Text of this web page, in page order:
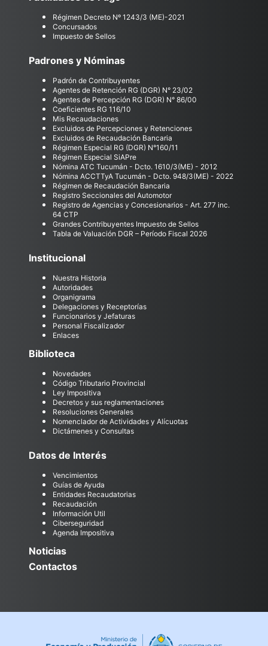
Régimen Decreto Nº 1243/3 (ME)-2021
Concursados
Impuesto de Sellos
Padrones y Nóminas
Padrón de Contribuyentes
Agentes de Retención RG (DGR) N° 23/02
Agentes de Percepción RG (DGR) N° 86/00
Coeficientes RG 116/10
Mis Recaudaciones
Excluidos de Percepciones y Retenciones
Excluidos de Recaudación Bancaria
Régimen Especial RG (DGR) N°160/11
Régimen Especial SiAPre
Nómina ATC Tucumán - Dcto. 1610/3(ME) - 2012
Nómina ACCTTyA Tucumán - Dcto. 948/3(ME) - 2022
Régimen de Recaudación Bancaria
Registro Seccionales del Automotor
Registro de Agencias y Concesionarios - Art. 277 inc.
64 CTP
Grandes Contribuyentes Impuesto de Sellos
Tabla de Valuación DGR – Período Fiscal 2026
Institucional
Nuestra Historia
Autoridades
Organigrama
Delegaciones y Receptorías
Funcionarios y Jefaturas
Personal Fiscalizador
Enlaces
Biblioteca
Novedades
Código Tributario Provincial
Ley Impositiva
Decretos y sus reglamentaciones
Resoluciones Generales
Nomenclador de Actividades y Alícuotas
Dictámenes y Consultas
Datos de Interés
Vencimientos
Guías de Ayuda
Entidades Recaudatorias
Recaudación
Información Util
Ciberseguridad
Agenda Impositiva
Noticias
Contactos